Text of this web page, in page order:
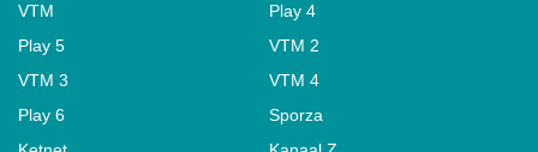
VTM
Play 4
Play 5
VTM 2
VTM 3
VTM 4
Play 6
Sporza